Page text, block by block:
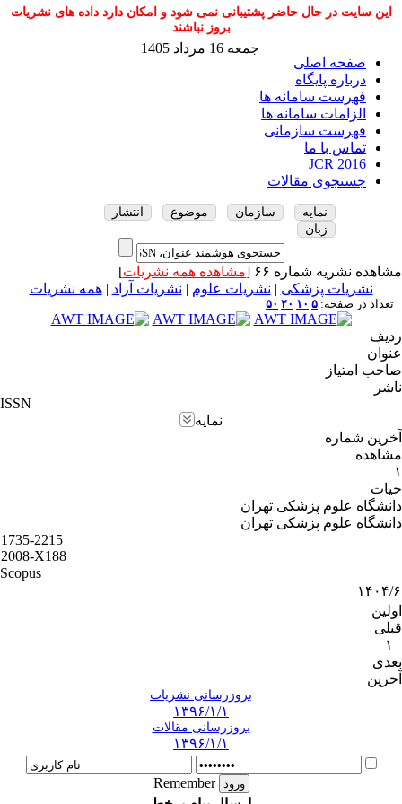
این سایت در حال حاضر پشتیبانی نمی شود و امکان دارد داده های نشریات
بروز نباشند
صفحه اصلی
درباره پایگاه
فهرست سامانه ها
الزامات سامانه ها
فهرست سازمانی
تماس با ما
JCR 2016
جستجوی مقالات
جمعه 16 مرداد 1405
نمایه سازمان موضوع
انتشار
زبان
مشاهده نشریه شماره ۶۶ [ مشاهده همه نشریات]
نشریات پزشکی | نشریات علوم | نشریات آزاد |همه نشریات
تعداد در صفحه: ۵ ۱۰ ۲۰ ۵۰
ردیف
عنوان
صاحب امتیاز
ناشر
ISSN
نمایه
آخرین شماره
مشاهده
۱
حیات
دانشگاه علوم پزشکی تهران
دانشگاه علوم پزشکی تهران
1735-2215
2008-X188
Scopus
۱۴۰۴/۶
اولین
قبلی
۱
بعدی
آخرین
بروزرسانی نشریات
۱۳۹۶/۱/۱
بروزرسانی مقالات
۱۳۹۶/۱/۱
Remember